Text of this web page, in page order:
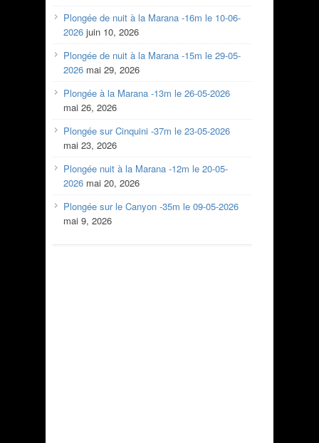
Plongée de nuit à la Marana -16m le 10-06-
2026 juin 10, 2026
Plongée de nuit à la Marana -15m le 29-05-
2026 mai 29, 2026
Plongée à la Marana -13m le 26-05-2026
mai 26, 2026
Plongée sur Cinquini -37m le 23-05-2026
mai 23, 2026
Plongée nuit à la Marana -12m le 20-05-
2026 mai 20, 2026
Plongée sur le Canyon -35m le 09-05-2026
mai 9, 2026